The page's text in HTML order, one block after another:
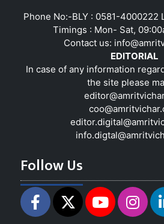
Phone No:-BLY : 0581-4000222
Timings : Mon- Sat,
Contact us:
EDITORIAL
In case of any information
the site please
Follow Us